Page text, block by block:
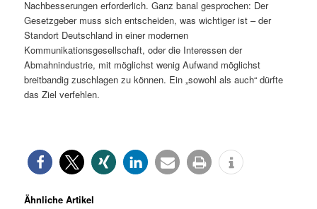
Nachbesserungen erforderlich. Ganz banal gesprochen: Der
Gesetzgeber muss sich entscheiden, was wichtiger ist – der
Standort Deutschland in einer modernen
Kommunikationsgesellschaft, oder die Interessen der
Abmahnindustrie, mit möglichst wenig Aufwand möglichst
breitbandig zuschlagen zu können. Ein „sowohl als auch“ dürfte
das Ziel verfehlen.
Ähnliche Artikel